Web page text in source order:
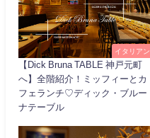
イタリアン
【Dick Bruna TABLE 神戸元町
へ】全階紹介！ミッフィーとカ
フェランチ♡ディック・ブルー
ナテーブル